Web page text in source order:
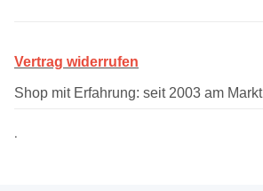
Vertrag widerrufen
Shop mit Erfahrung: seit 2003 am Markt
.